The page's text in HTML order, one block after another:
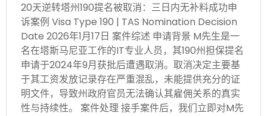
20天逆转塔州190提名被取消：三日内无补料成功申
诉案例 Visa Type 190 | TAS Nomination Decision
Date 2026年1月17日 案件综述 申请背景 M先生是一
名在塔斯马尼亚工作的IT专业人员，其190州担保提名
申请于2024年9月获批后遭遇取消。取消决定主要基
于其工资发放记录存在严重混乱，未能提供充分的证
明文件，导致州政府官员无法确认其雇佣关系的真实
性与持续性。 案件处理 接手案件后，我们立即对M先